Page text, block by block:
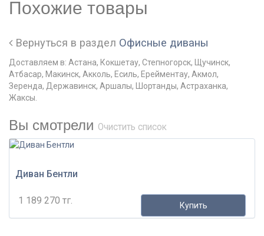
Похожие товары
Вернуться в раздел Офисные диваны
Доставляем в: Астана, Кокшетау, Степногорск, Щучинск,
Атбасар, Макинск, Акколь, Есиль, Ерейментау, Акмол,
Зеренда, Державинск, Аршалы, Шортанды, Астраханка,
Жаксы.
Вы смотрели Очистить список
Диван Бентли
1 189 270 тг. Купить